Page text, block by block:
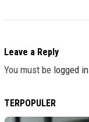
Leave a Reply
You must be logged in
TERPOPULER